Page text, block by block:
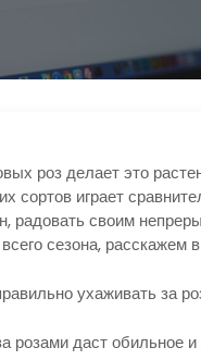
роз делает это
сортов играет
радовать своим
сезона, расскажем
розами даст обильное и